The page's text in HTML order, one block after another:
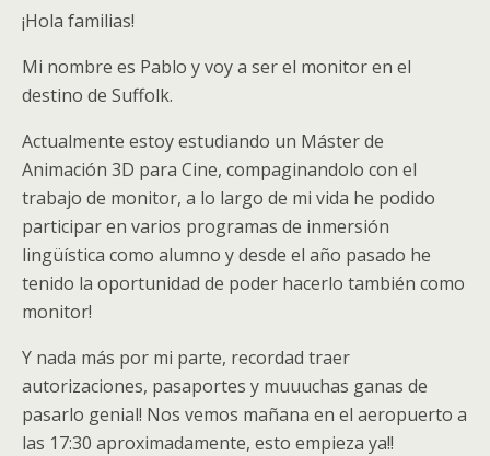
¡Hola familias!
Mi nombre es Pablo y voy a ser el monitor en el
destino de Suffolk.
Actualmente estoy estudiando un Máster de
Animación 3D para Cine, compaginandolo con el
trabajo de monitor, a lo largo de mi vida he podido
participar en varios programas de inmersión
lingüística como alumno y desde el año pasado he
tenido la oportunidad de poder hacerlo también como
monitor!
Y nada más por mi parte, recordad traer
autorizaciones, pasaportes y muuuchas ganas de
pasarlo genial! Nos vemos mañana en el aeropuerto a
las 17:30 aproximadamente, esto empieza ya!!